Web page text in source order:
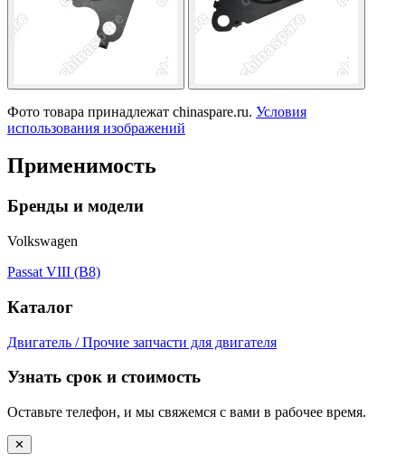
Фото товара принадлежат chinaspare.ru. Условия
использования изображений
Применимость
Бренды и модели
Volkswagen
Passat VIII (B8)
Каталог
Двигатель / Прочие запчасти для двигателя
Узнать срок и стоимость
Оставьте телефон, и мы свяжемся с вами в рабочее время.
✕